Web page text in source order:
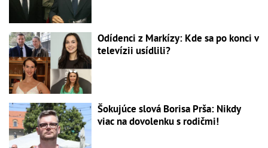
Odídenci z Markízy: Kde sa po konci v
televízii usídlili?
Šokujúce slová Borisa Prša: Nikdy
viac na dovolenku s rodičmi!